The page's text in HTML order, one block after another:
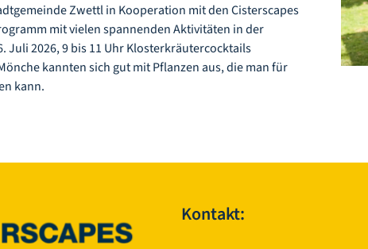
Zwettl in Kooperation mit den Cisterscapes
mit vielen spannenden Aktivitäten in der
Juli 2026, 9 bis 11 Uhr Klosterkräutercocktails
kannten sich gut mit Pflanzen aus, die man für
kann.
Kontakt: